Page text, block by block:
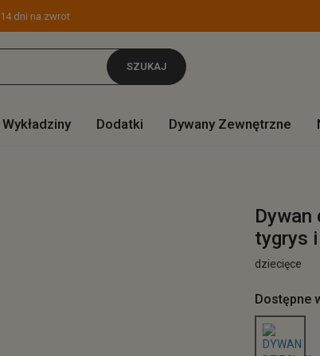
14 dni na zwrot
SZUKAJ
Wykładziny Dodatki Dywany Zewnętrzne
Dywan
tygrys i
dziecięce
Dostępne